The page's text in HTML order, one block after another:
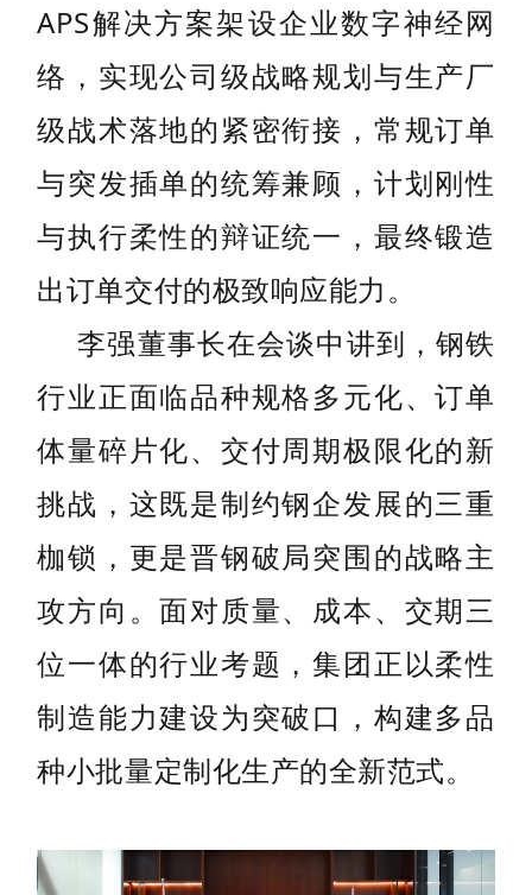
APS解决方案架设企业数字神经网
络，实现公司级战略规划与生产厂
级战术落地的紧密衔接，常规订单
与突发插单的统筹兼顾，计划刚性
与执行柔性的辩证统一，最终锻造
出订单交付的极致响应能力。
李强董事长在会谈中讲到，钢铁
行业正面临品种规格多元化、订单
体量碎片化、交付周期极限化的新
挑战，这既是制约钢企发展的三重
枷锁，更是晋钢破局突围的战略主
攻方向。面对质量、成本、交期三
位一体的行业考题，集团正以柔性
制造能力建设为突破口，构建多品
种小批量定制化生产的全新范式。